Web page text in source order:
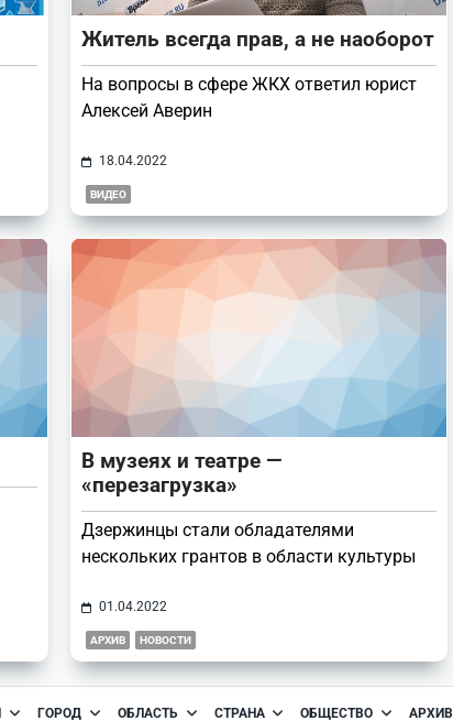
Житель всегда прав, а не наоборот
На вопросы в сфере ЖКХ ответил юрист
Алексей Аверин
18.04.2022
ВИДЕО
В музеях и театре —
«перезагрузка»
Дзержинцы стали обладателями
нескольких грантов в области культуры
01.04.2022
АРХИВ НОВОСТИ
ГОРОД ОБЛАСТЬ СТРАНА ОБЩЕСТВО АРХИВ